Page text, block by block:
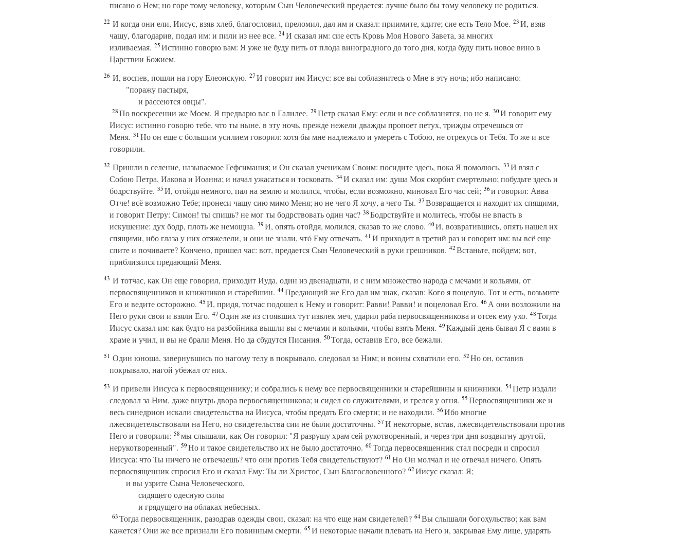
писано о Нем; но горе тому человеку, которым Сын Человеческий предается: лучше было бы тому человеку не родиться.
22 И когда они ели, Иисус, взяв хлеб, благословил, преломил, дал им и сказал: приимите, ядите; сие есть Тело Мое. 23И, взяв
чашу, благодарив, подал им: и пили из нее все. 24И сказал им: сие есть Кровь Моя Нового Завета, за многих
изливаемая. 25Истинно говорю вам: Я уже не буду пить от плода виноградного до того дня, когда буду пить новое вино в
Царствии Божием.
26 И, воспев, пошли на гору Елеонскую. 27И говорит им Иисус: все вы соблазнитесь о Мне в эту ночь; ибо написано:
"поражу пастыря,
и рассеются овцы".
28По воскресении же Моем, Я предварю вас в Галилее. 29Петр сказал Ему: если и все соблазнятся, но не я. 30И говорит ему
Иисус: истинно говорю тебе, что ты ныне, в эту ночь, прежде нежели дважды пропоет петух, трижды отречешься от
Меня. 31Но он еще с большим усилием говорил: хотя бы мне надлежало и умереть с Тобою, не отрекусь от Тебя. То же и все
говорили.
32 Пришли в селение, называемое Гефсимания; и Он сказал ученикам Своим: посидите здесь, пока Я помолюсь. 33И взял с
Собою Петра, Иакова и Иоанна; и начал ужасаться и тосковать. 34И сказал им: душа Моя скорбит смертельно; побудьте здесь и
бодрствуйте. 35И, отойдя немного, пал на землю и молился, чтобы, если возможно, миновал Его час сей; 36и говорил: Авва
Отче! всё возможно Тебе; пронеси чашу сию мимо Меня; но не чего Я хочу, а чего Ты. 37Возвращается и находит их спящими,
и говорит Петру: Симон! ты спишь? не мог ты бодрствовать один час? 38Бодрствуйте и молитесь, чтобы не впасть в
искушение: дух бодр, плоть же немощна. 39И, опять отойдя, молился, сказав то же слово. 40И, возвратившись, опять нашел их
спящими, ибо глаза у них отяжелели, и они не знали, чтó Ему отвечать. 41И приходит в третий раз и говорит им: вы всё еще
спите и почиваете? Кончено, пришел час: вот, предается Сын Человеческий в руки грешников. 42Встаньте, пойдем; вот,
приблизился предающий Меня.
43 И тотчас, как Он еще говорил, приходит Иуда, один из двенадцати, и с ним множество народа с мечами и кольями, от
первосвященников и книжников и старейшин. 44Предающий же Его дал им знак, сказав: Кого я поцелую, Тот и есть, возьмите
Его и ведите осторожно. 45И, придя, тотчас подошел к Нему и говорит: Равви! Равви! и поцеловал Его. 46А они возложили на
Него руки свои и взяли Его. 47Один же из стоявших тут извлек меч, ударил раба первосвященникова и отсек ему ухо. 48Тогда
Иисус сказал им: как будто на разбойника вышли вы с мечами и кольями, чтобы взять Меня. 49Каждый день бывал Я с вами в
храме и учил, и вы не брали Меня. Но да сбудутся Писания. 50Тогда, оставив Его, все бежали.
51 Один юноша, завернувшись по нагому телу в покрывало, следовал за Ним; и воины схватили его. 52Но он, оставив
покрывало, нагой убежал от них.
53 И привели Иисуса к первосвященнику; и собрались к нему все первосвященники и старейшины и книжники. 54Петр издали
следовал за Ним, даже внутрь двора первосвященникова; и сидел со служителями, и грелся у огня. 55Первосвященники же и
весь синедрион искали свидетельства на Иисуса, чтобы предать Его смерти; и не находили. 56Ибо многие
лжесвидетельствовали на Него, но свидетельства сии не были достаточны. 57И некоторые, встав, лжесвидетельствовали против
Него и говорили: 58мы слышали, как Он говорил: "Я разрушу храм сей рукотворенный, и через три дня воздвигну другой,
нерукотворенный". 59Но и такое свидетельство их не было достаточно. 60Тогда первосвященник стал посреди и спросил
Иисуса: что Ты ничего не отвечаешь? что они против Тебя свидетельствуют? 61Но Он молчал и не отвечал ничего. Опять
первосвященник спросил Его и сказал Ему: Ты ли Христос, Сын Благословенного? 62Иисус сказал: Я;
и вы узрите Сына Человеческого,
сидящего одесную силы
и грядущего на облаках небесных.
63Тогда первосвященник, разодрав одежды свои, сказал: на что еще нам свидетелей? 64Вы слышали богохульство; как вам
кажется? Они же все признали Его повинным смерти. 65И некоторые начали плевать на Него и, закрывая Ему лице, ударять